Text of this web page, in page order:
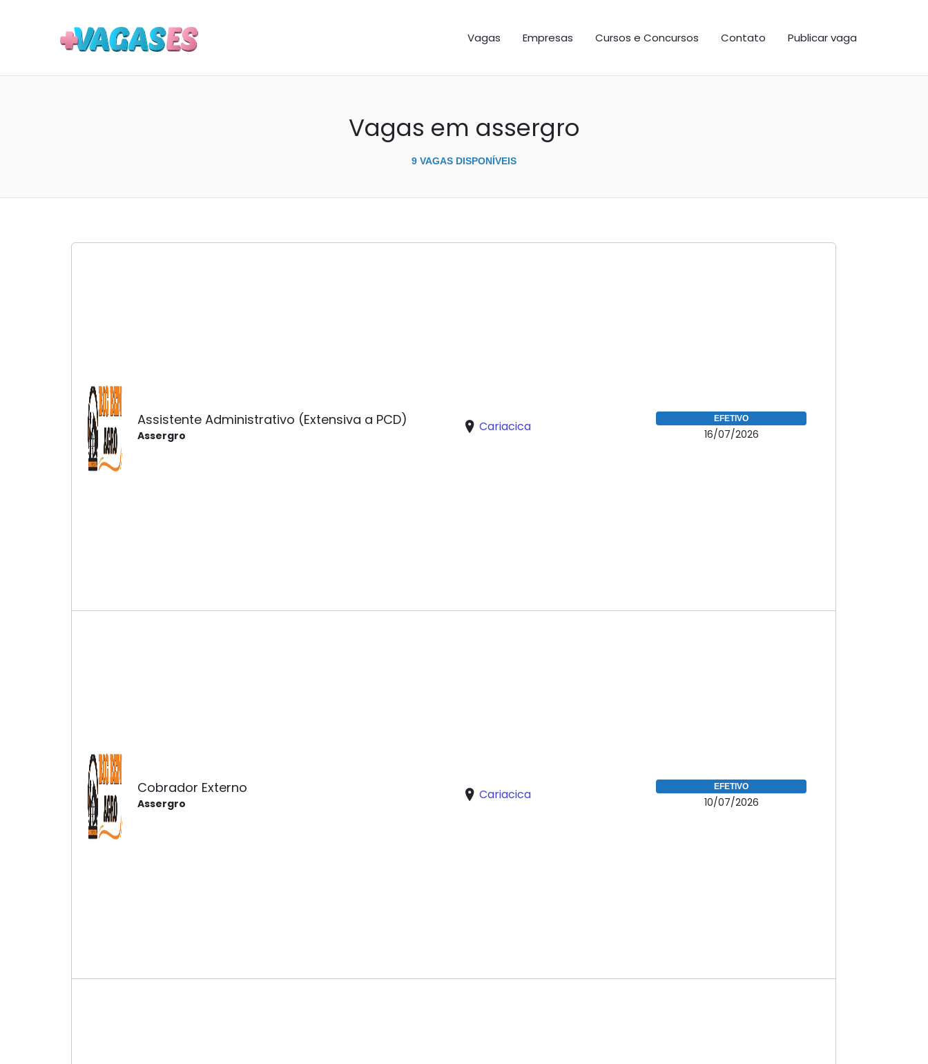
Vagas Empresas Cursos e Concursos Contato Publicar vaga
Vagas em assergro
9 VAGAS DISPONÍVEIS
Assistente Administrativo (Extensiva a PCD)
Assergro
Cariacica EFETIVO
16/07/2026
Cobrador Externo
Assergro
Cariacica EFETIVO
10/07/2026